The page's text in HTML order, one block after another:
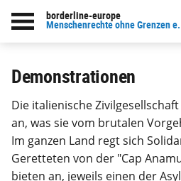
borderline-europe
Menschenrechte ohne Grenzen e.
zur Übersicht: Bildarchiv
Demonstrationen
Die italienische
an, was sie vom brutalen
Im ganzen Land regt sich
Geretteten von der "Cap
bieten an, jeweils einen der